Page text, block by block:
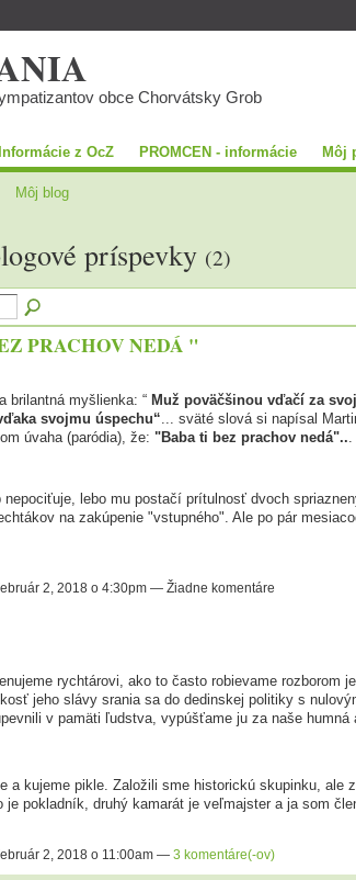
obce Chorvátsky Grob
Informácie z OcZ PROMCEN - informácie Môj
Môj blog
príspevky (2)
PRACHOV NEDÁ "
brilantná myšlienka: “ Muž poväčšinou vďačí za
svojmu úspechu“... sväté slová si napísal
úvaha (paródia), že: "Baba ti bez prachov nedá"...
lebo mu postačí prítulnosť dvoch
na zakúpenie "vstupného". Ale po pár
2, 2018 o 4:30pm — Žiadne komentáre
rychtárovi, ako to často robievame rozborom
jeho slávy srania sa do dedinskej politiky s
v pamäti ľudstva, vypúšťame ju za naše humná
a kujeme pikle. Založili sme historickú skupinku, ale
je pokladník, druhý kamarát je veľmajster a ja som
2, 2018 o 11:00am — 3 komentáre(-ov)